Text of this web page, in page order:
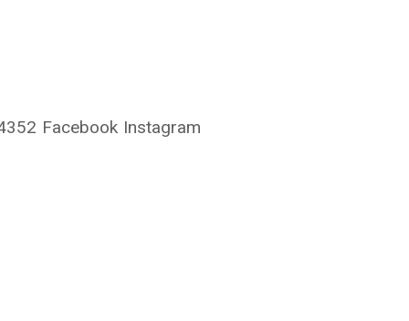
Facebook Instagram